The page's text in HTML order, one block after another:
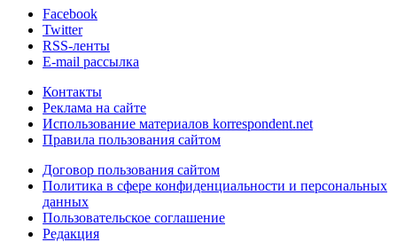
Facebook
Twitter
RSS-ленты
E-mail рассылка
Контакты
Реклама на сайте
Использование материалов korrespondent.net
Правила пользования сайтом
Договор пользования сайтом
Политика в сфере конфиденциальности и персональных
данных
Пользовательское соглашение
Редакция